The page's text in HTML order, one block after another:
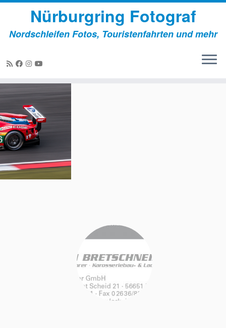
springen
Nürburgring Fotograf
Nordschleifen Fotos, Touristenfahrten und mehr